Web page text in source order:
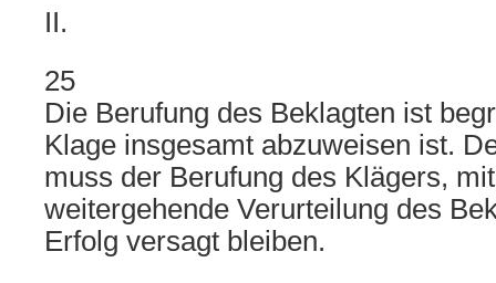
II.
25
Die Berufung des Beklagten ist
Klage insgesamt abzuweisen ist.
muss der Berufung des Klägers,
weitergehende Verurteilung des
Erfolg versagt bleiben.